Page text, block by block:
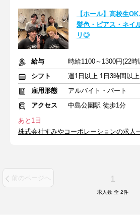
【ホール】高校生
髪色・ピアス・ネイ
リ◎
給与
シフト
雇用形態
アルバイト・パート
アクセス
中島公園駅 徒歩1分
あと1日
株式会社すみやコーポレーションの求人
前のページへ 1
求人数 全 2件